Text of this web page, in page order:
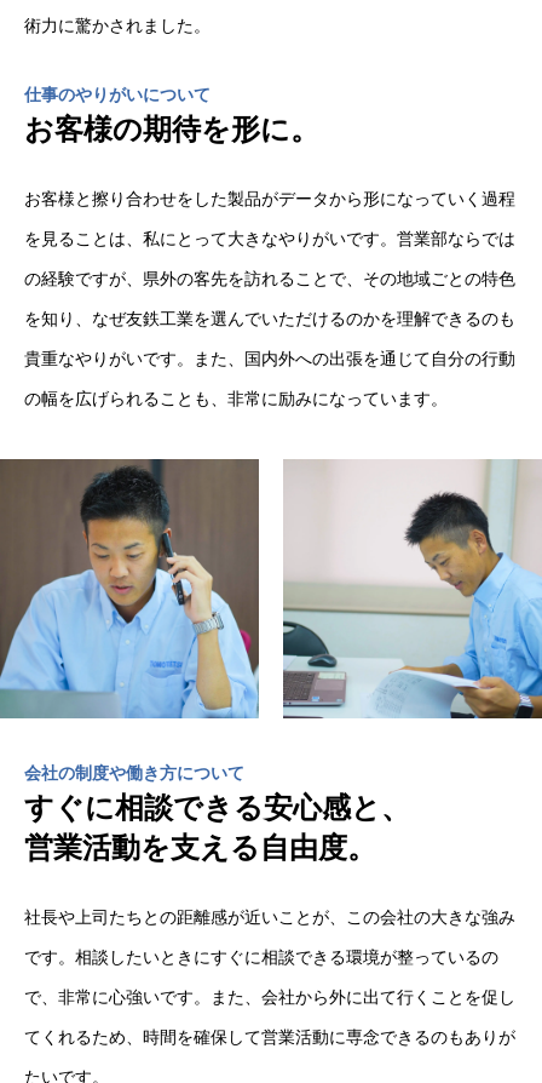
術力に驚かされました。
仕事のやりがいについて
お客様の期待を形に。
お客様と擦り合わせをした製品がデータから形になっていく過程
を見ることは、私にとって大きなやりがいです。営業部ならでは
の経験ですが、県外の客先を訪れることで、その地域ごとの特色
を知り、なぜ友鉄工業を選んでいただけるのかを理解できるのも
貴重なやりがいです。また、国内外への出張を通じて自分の行動
の幅を広げられることも、非常に励みになっています。
会社の制度や働き方について
すぐに相談できる安心感と、
営業活動を支える自由度。
社長や上司たちとの距離感が近いことが、この会社の大きな強み
です。相談したいときにすぐに相談できる環境が整っているの
で、非常に心強いです。また、会社から外に出て行くことを促し
てくれるため、時間を確保して営業活動に専念できるのもありが
たいです。